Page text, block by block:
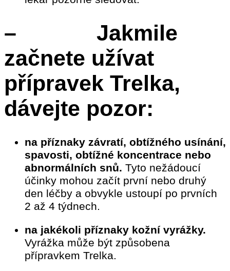
– Jakmile
začnete užívat
přípravek Trelka,
dávejte pozor:
na příznaky závratí, obtížného usínání,
spavosti, obtížné koncentrace nebo
abnormálních snů. Tyto nežádoucí
účinky mohou začít první nebo druhý
den léčby a obvykle ustoupí po prvních
2 až 4 týdnech.
na jakékoli příznaky kožní vyrážky.
Vyrážka může být způsobena
přípravkem Trelka.